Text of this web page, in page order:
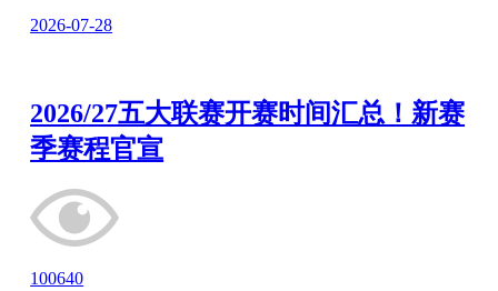
2026-07-28
2026/27五大联赛开赛时间汇总！新赛
季赛程官宣
100640